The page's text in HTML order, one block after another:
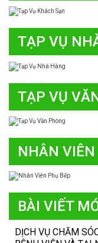
TẠP VỤ
TẠP VỤ
NHÂN VIÊN
BÀI VIẾT
DỊCH VỤ CHĂM